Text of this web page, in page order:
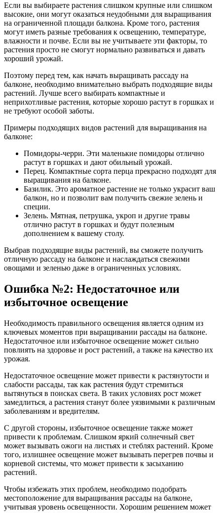
Если вы выбираете растения слишком крупные или слишком
высокие, они могут оказаться неудобными для выращивания
на ограниченной площади балкона. Кроме того, растения
могут иметь разные требования к освещению, температуре,
влажности и почве. Если вы не учитываете эти факторы, то
растения просто не смогут нормально развиваться и давать
хороший урожай.
Поэтому перед тем, как начать выращивать рассаду на
балконе, необходимо внимательно выбрать подходящие виды
растений. Лучше всего выбирать компактные и
неприхотливые растения, которые хорошо растут в горшках и
не требуют особой заботы.
Примеры подходящих видов растений для выращивания на
балконе:
Помидоры-черри. Эти маленькие помидоры отлично
растут в горшках и дают обильный урожай.
Перец. Компактные сорта перца прекрасно подходят для
выращивания на балконе.
Базилик. Это ароматное растение не только украсит ваш
балкон, но и позволит вам получить свежие зелень и
специи.
Зелень. Мятная, петрушка, укроп и другие травы
отлично растут в горшках и будут полезным
дополнением к вашему столу.
Выбрав подходящие виды растений, вы сможете получить
отличную рассаду на балконе и наслаждаться свежими
овощами и зеленью даже в ограниченных условиях.
Ошибка №2: Недостаточное или
избыточное освещение
Необходимость правильного освещения является одним из
ключевых моментов при выращивании рассады на балконе.
Недостаточное или избыточное освещение может сильно
повлиять на здоровье и рост растений, а также на качество их
урожая.
Недостаточное освещение может привести к растянутости и
слабости рассады, так как растения будут стремиться
вытянуться в поисках света. В таких условиях рост может
замедлиться, а растения станут более уязвимыми к различным
заболеваниям и вредителям.
С другой стороны, избыточное освещение также может
привести к проблемам. Слишком яркий солнечный свет
может вызывать ожоги на листьях и стеблях растений. Кроме
того, излишнее освещение может вызывать перегрев почвы и
корневой системы, что может привести к засыханию
растений.
Чтобы избежать этих проблем, необходимо подобрать
местоположение для выращивания рассады на балконе,
учитывая уровень освещенности. Хорошим решением может